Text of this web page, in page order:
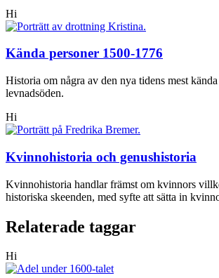
Hi
Kända personer 1500-1776
Historia om några av den nya tidens mest
levnadsöden.
Hi
Kvinnohistoria och genushistoria
Kvinnohistoria handlar främst om kvinnors
historiska skeenden, med syfte att sätta in
Relaterade taggar
Hi